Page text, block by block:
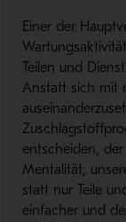
Einer der
Teilen und
Anstatt sich mit
entscheiden,
Mentalität,
statt nur Teile
einfacher und